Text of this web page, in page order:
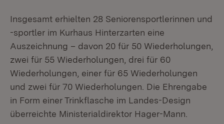
Insgesamt erhielten 28 Seniorensportlerinnen und
-sportler im Kurhaus Hinterzarten eine
Auszeichnung – davon 20 für 50 Wiederholungen,
zwei für 55 Wiederholungen, drei für 60
Wiederholungen, einer für 65 Wiederholungen
und zwei für 70 Wiederholungen. Die Ehrengabe
in Form einer Trinkflasche im Landes-Design
überreichte Ministerialdirektor Hager-Mann.